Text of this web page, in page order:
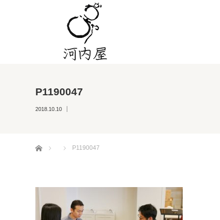
P1190047
2018.10.10
ホーム P1190047